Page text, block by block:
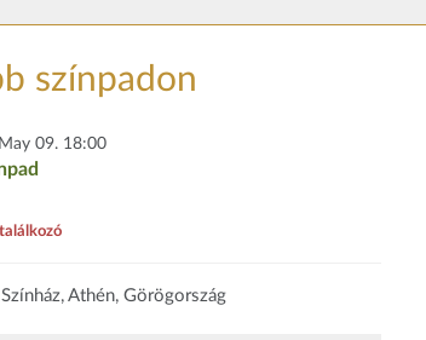
színpadon
09. 18:00
Athén, Görögország